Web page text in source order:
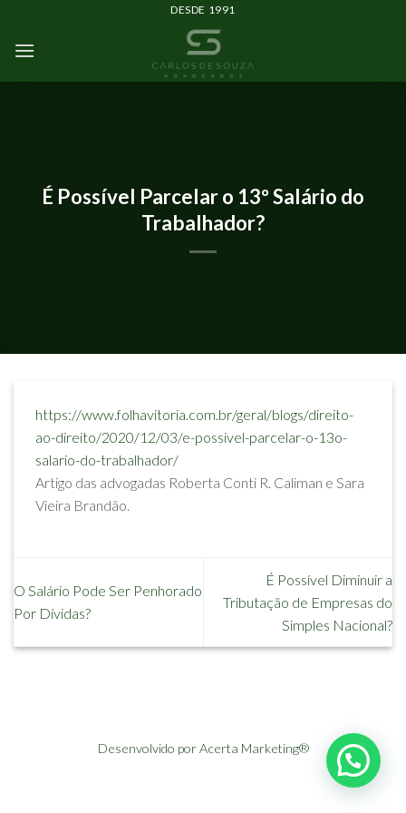
DESDE 1991
É Possível Parcelar o 13º Salário do
Trabalhador?
https://www.folhavitoria.com.br/geral/blogs/direito-
ao-direito/2020/12/03/e-possivel-parcelar-o-13o-
salario-do-trabalhador/
Artigo das advogadas Roberta Conti R. Caliman e Sara
Vieira Brandão.
O Salário Pode Ser Penhorado
Por Dívidas?
É Possível Diminuir a
Tributação de Empresas do
Simples Nacional?
Desenvolvido por Acerta Marketing®